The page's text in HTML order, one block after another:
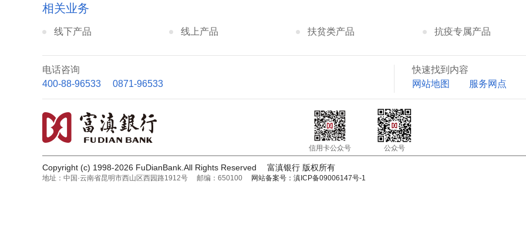
相关业务
线下产品 线上产品 扶贫类产品 抗疫专属产品
电话咨询
400-88-96533 0871-96533
快速找到内容
网站地图
服务网点
信用卡公众号 公众号
Copyright (c) 1998-2026 FuDianBank.All Rights Reserved 富滇银行 版权所有
地址：中国·云南省昆明市西山区西园路1912号 邮编：650100 网站备案号：滇ICP备09006147号-1